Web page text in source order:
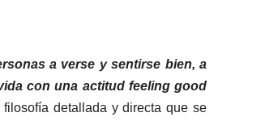
a verse y sentirse bien, a
con una actitud feeling good
filosofía detallada y directa que se